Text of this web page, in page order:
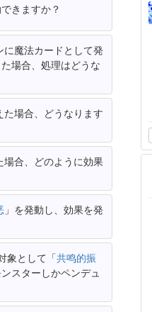
きますか？
に魔法カードとして発
た場合、処理はどうな
た場合、どうなります
場合、どのように効果
」を発動し、効果を発
象として「共鸣的振
スターしかペンデュ